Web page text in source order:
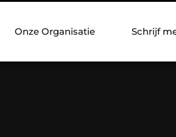
Onze Organisatie Schrijf